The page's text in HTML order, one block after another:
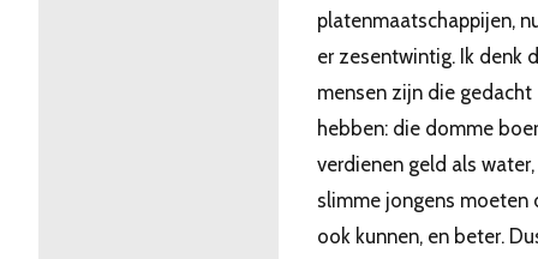
platenmaatschappijen,
er zesentwintig. Ik denk
mensen zijn die gedacht
hebben: die domme
verdienen geld als
slimme jongens moeten
ook kunnen, en beter.